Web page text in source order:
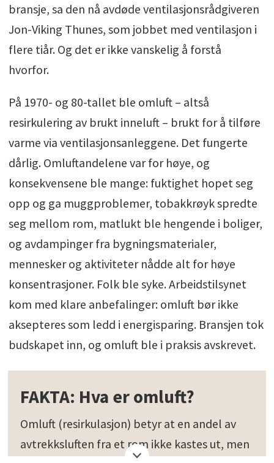
bransje, sa den nå avdøde ventilasjonsrådgiveren
Jon-Viking Thunes, som jobbet med ventilasjon i
flere tiår. Og det er ikke vanskelig å forstå
hvorfor.
På 1970- og 80-tallet ble omluft – altså
resirkulering av brukt inneluft – brukt for å tilføre
varme via ventilasjonsanleggene. Det fungerte
dårlig. Omluftandelene var for høye, og
konsekvensene ble mange: fuktighet hopet seg
opp og ga muggproblemer, tobakkrøyk spredte
seg mellom rom, matlukt ble hengende i boliger,
og avdampinger fra bygningsmaterialer,
mennesker og aktiviteter nådde alt for høye
konsentrasjoner. Folk ble syke. Arbeidstilsynet
kom med klare anbefalinger: omluft bør ikke
aksepteres som ledd i energisparing. Bransjen tok
budskapet inn, og omluft ble i praksis avskrevet.
FAKTA: Hva er omluft?
Omluft (resirkulasjon) betyr at en andel av
avtrekksluften fra et rom ikke kastes ut, men